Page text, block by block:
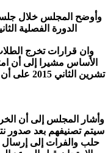
وأوضح المجلس خلال
الدورة الفصلية
وان قرارات تخرج
الأساس مشيرا إلى أن
تشرين
سيتم تصنيفهم بعد صدور
حلب والفرات إلى إرسال